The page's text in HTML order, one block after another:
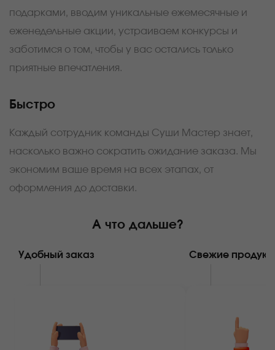
подарками, вводим уникальные ежемесячные и
еженедельные акции, устраиваем конкурсы и
заботимся о том, чтобы у вас остались только
приятные впечатления.
Быстро
Каждый сотрудник команды Суши Мастер знает,
насколько важно сократить ожидание заказа. Мы
экономим ваше время на всех этапах, от
оформления до доставки.
А что дальше?
Удобный заказ Свежие